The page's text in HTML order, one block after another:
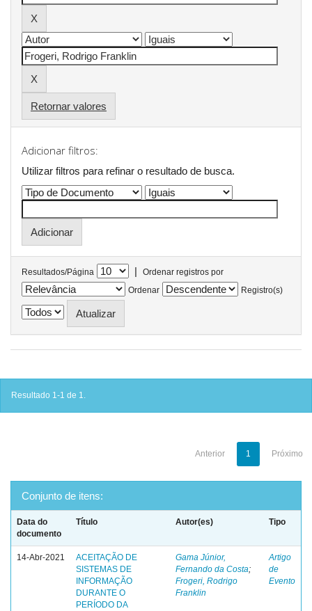
Retornar valores
Adicionar filtros:
Utilizar filtros para refinar o resultado de busca.
Resultados/Página |
Ordenar registros por
Ordenar
Registro(s)
Resultado 1-1 de 1.
Anterior 1 Próximo
Conjunto de itens:
Data do
documento
Título Autor(es) Tipo
14-Abr-2021
ACEITAÇÃO DE
SISTEMAS DE
INFORMAÇÃO
DURANTE O
PERÍODO DA
Gama Júnior,
Fernando da Costa;
Frogeri, Rodrigo
Franklin
Artigo
de
Evento